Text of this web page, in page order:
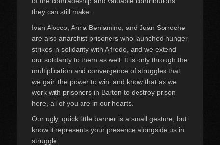
they can still make.
Ivan Alocco, Anna Beniamino, and Juan Sorroche
are also anarchist prisoners who launched hunger
strikes in solidarity with Alfredo, and we extend
our solidarity to them as well. It is only through the
multiplication and convergence of struggles that
we gain the power to win, and know that as we
work with prisoners in Barton to destroy prison
here, all of you are in our hearts.
Our ugly, quick little banner is a small gesture, but
know it represents your presence alongside us in
struggle.